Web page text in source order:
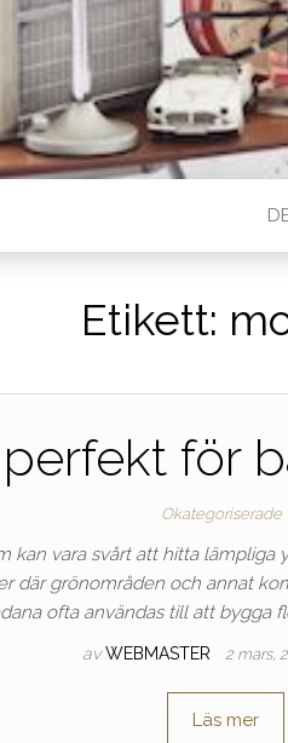
Etikett:
för
Okategoriserade
kan vara svårt att hitta
där grönområden och annat
ofta användas till att bygga
av WEBMASTER 2 mars,
Läs mer